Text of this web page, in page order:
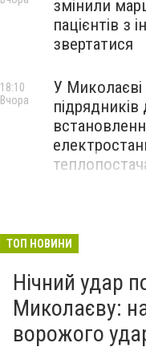
змінили
пацієнтів з
звертатися
У
підрядників
18:10
Вчора
серпень
ТОП НОВИНИ
Нічний удар
Миколаєву:
ворожого